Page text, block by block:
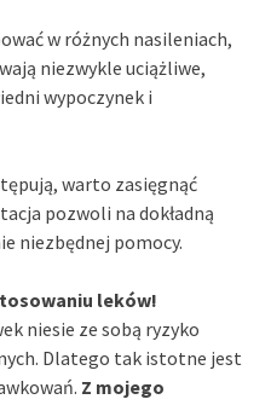
w różnych nasileniach,
niezwykle uciążliwe,
wypoczynek i
warto zasięgnąć
pozwoli na dokładną
niezbędnej pomocy.
leków!
niesie ze sobą ryzyko
Dlatego tak istotne jest
Z mojego